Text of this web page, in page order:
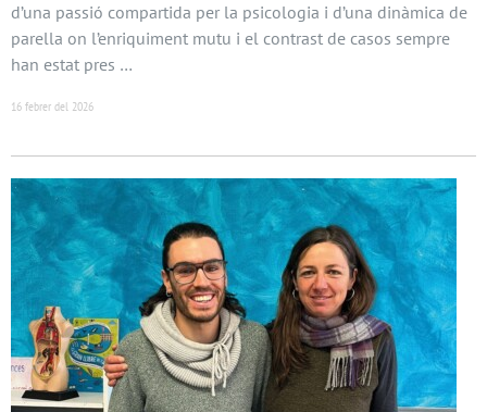
d’una passió compartida per la psicologia i d’una dinàmica de
parella on l’enriquiment mutu i el contrast de casos sempre
han estat pres …
16 febrer del 2026